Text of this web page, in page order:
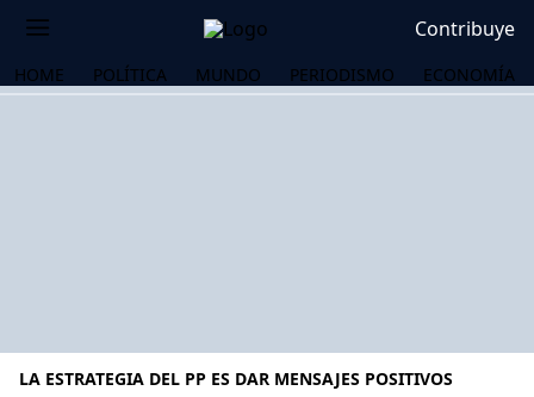
Contribuye
HOME POLÍTICA MUNDO PERIODISMO ECONOMÍA
LA ESTRATEGIA DEL PP ES DAR MENSAJES POSITIVOS